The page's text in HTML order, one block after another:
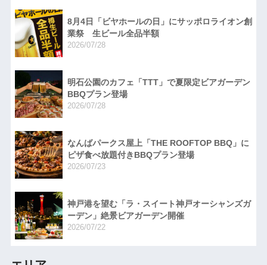
8月4日「ビヤホールの日」にサッポロライオン創
業祭 生ビール全品半額
2026/07/28
明石公園のカフェ「TTT」で夏限定ビアガーデン
BBQプラン登場
2026/07/28
なんばパークス屋上「THE ROOFTOP BBQ」に
ピザ食べ放題付きBBQプラン登場
2026/07/23
神戸港を望む「ラ・スイート神戸オーシャンズガ
ーデン」絶景ビアガーデン開催
2026/07/22